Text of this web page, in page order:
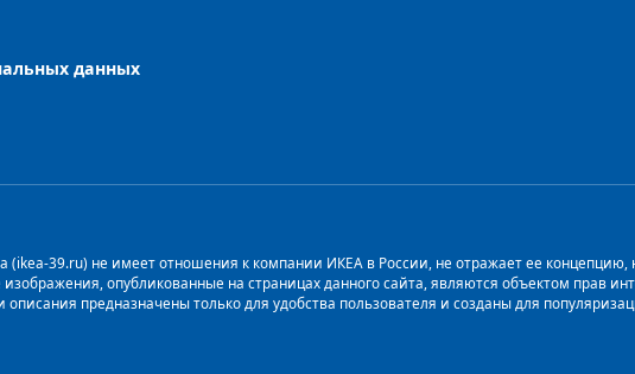
данных
(ikea-39.ru) не имеет отношения к компании ИКЕА в России, не отражает ее концепцию,
изображения, опубликованные на страницах данного сайта, являются объектом прав
описания предназначены только для удобства пользователя и созданы для